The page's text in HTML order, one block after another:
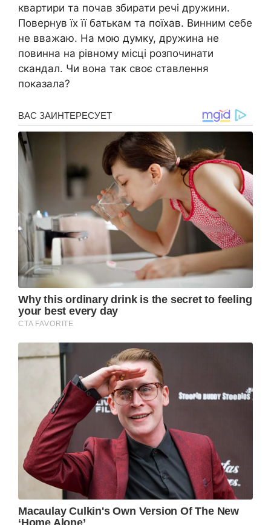
квартири та почав збирати речі дружини.
Повернув їх її батькам та поїхав. Винним себе
не вважаю. На мою думку, дружина не
повинна на рівному місці розпочинати
скандал. Чи вона так своє ставлення
показала?